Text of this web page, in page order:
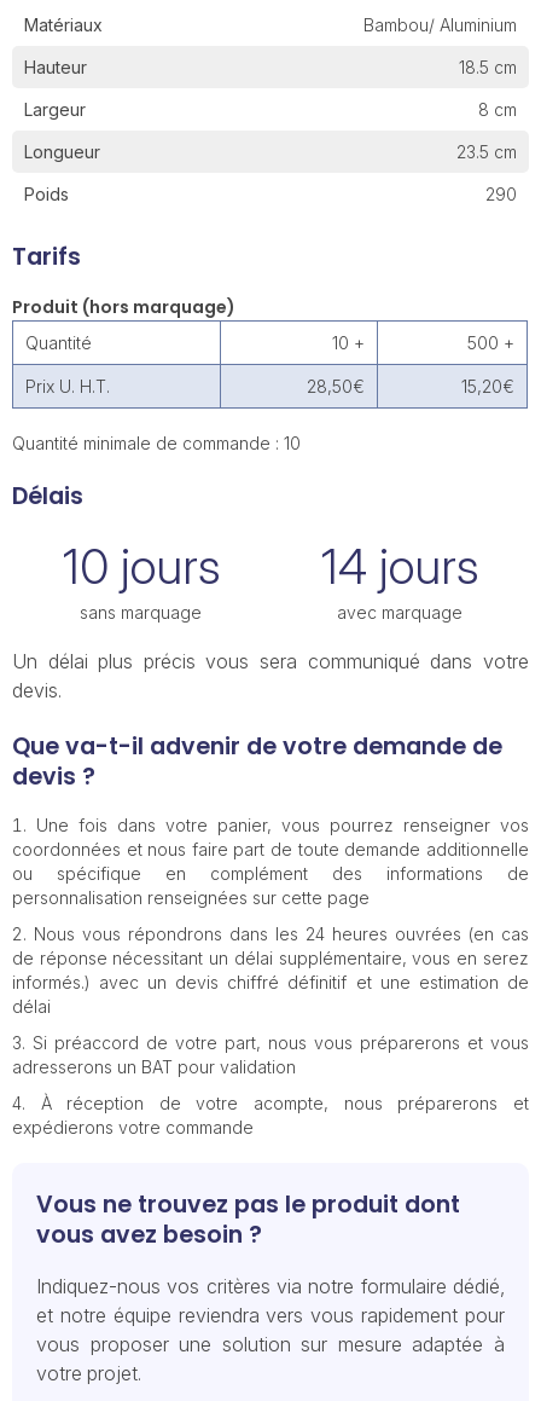
Matériaux Bambou/ Aluminium
Hauteur 18.5 cm
Largeur 8 cm
Longueur 23.5 cm
Poids 290
Tarifs
Produit (hors marquage)
Quantité 10 + 500 +
Prix U. H.T. 28,50€ 15,20€
Quantité minimale de commande : 10
Délais
10 jours
sans marquage
14 jours
avec marquage
Un délai plus précis vous sera communiqué dans votre
devis.
Que va-t-il advenir de votre demande de
devis ?
Une fois dans votre panier, vous pourrez renseigner vos
coordonnées et nous faire part de toute demande additionnelle
ou spécifique en complément des informations de
personnalisation renseignées sur cette page
Nous vous répondrons dans les 24 heures ouvrées (en cas
de réponse nécessitant un délai supplémentaire, vous en serez
informés.) avec un devis chiffré définitif et une estimation de
délai
Si préaccord de votre part, nous vous préparerons et vous
adresserons un BAT pour validation
À réception de votre acompte, nous préparerons et
expédierons votre commande
Vous ne trouvez pas le produit dont
vous avez besoin ?
Indiquez-nous vos critères via notre formulaire dédié,
et notre équipe reviendra vers vous rapidement pour
vous proposer une solution sur mesure adaptée à
votre projet.